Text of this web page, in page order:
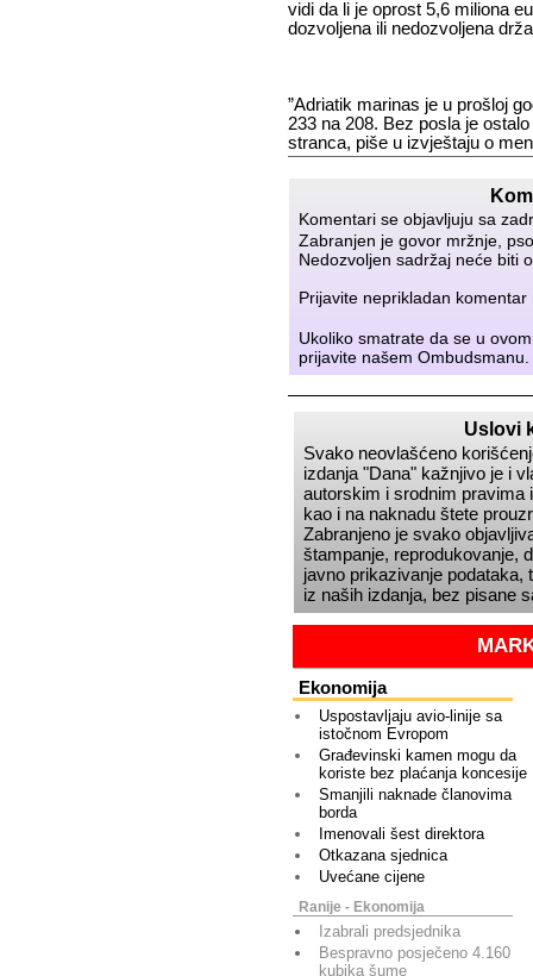
vidi da li je oprost 5,6 miliona
dozvoljena ili nedozvoljena
”Adriatik marinas je u prošloj
233 na 208. Bez posla je
stranca, piše u izvještaju o
Komentari se objavljuju sa
Zabranjen je govor mržnje,
Nedozvoljen sadržaj neće biti
Prijavite neprikladan
Ukoliko smatrate da se u
prijavite našemOmbudsmanu
Uslovi
Svako neovlašćeno
izdanja Dana kažnjivo je i
autorskim i srodnim pravima
kao i na naknadu štete
Zabranjeno je svako
štampanje, reprodukovanje,
javno prikazivanje podataka,
iz naših izdanja, bez pisane
Ekonomija
Uspostavljaju avio-linije sa
istočnom Evropom
Građevinski kamen mogu da
koriste bez plaćanja koncesije
Smanjili naknade članovima
borda
Imenovali šest direktora
Otkazana sjednica
Uvećane cijene
Ranije - Ekonomija
Izabrali predsjednika
Bespravno posječeno 4.160
kubika šume